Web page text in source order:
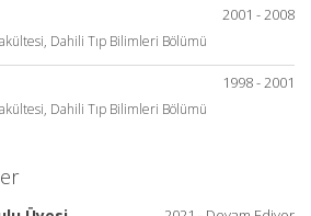
2001 - 2008
Dahili Tıp Bilimleri Bölümü
1998 - 2001
Dahili Tıp Bilimleri Bölümü